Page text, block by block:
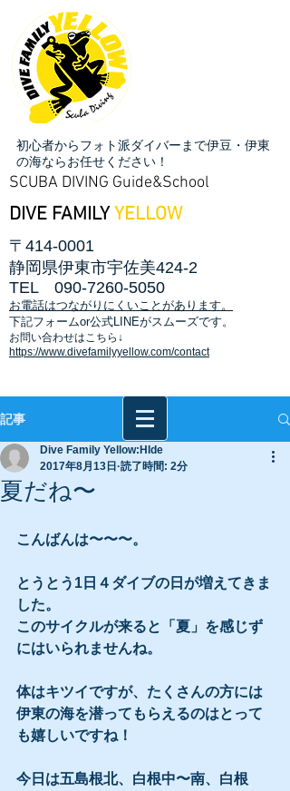
初心者からフォト派ダイバーまで伊豆・伊東
の海ならお任せください！
SCUBA DIVING Guide&School
DIVE FAMILY YELLOW
〒414-0001
静岡県伊東市宇佐美424-2
TEL 090-7260-5050
お電話はつながりにくいことがあります。
​下記フォームor公式LINEがスムーズです。
お問い合わせはこちら↓
https://www.divefamilyyellow.com/contact
記事
夏だね〜
Dive Family Yellow:HIde
2017年8月13日 読了時間: 2分
こんばんは〜〜〜。
とうとう1日４ダイブの日が増えてきま
した。
このサイクルが来ると「夏」を感じず
にはいられませんね。
体はキツイですが、たくさんの方には
伊東の海を潜ってもらえるのはとって
も嬉しいですね！
今日は五島根北、白根中〜南、白根